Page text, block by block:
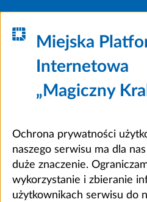
Miejska
Internetowa
„Magiczny
Ochrona prywatności
naszego serwisu ma dla
duże znaczenie.
wykorzystanie i zbieranie
użytkownikach serwisu do